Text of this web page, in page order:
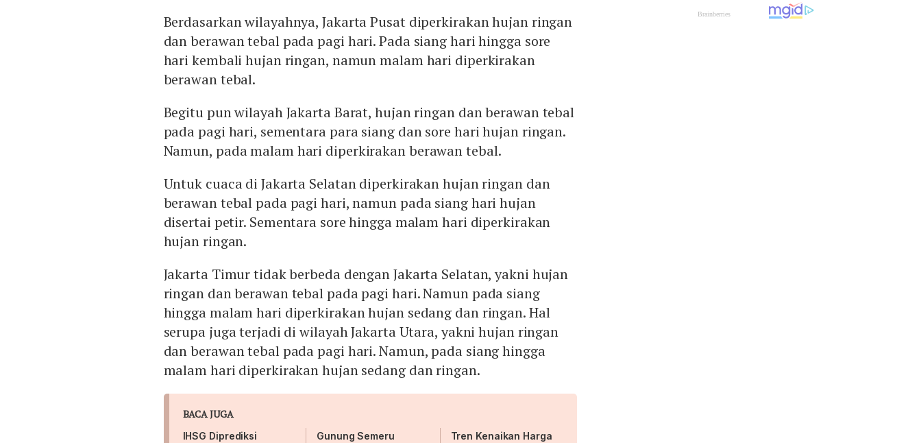
Berdasarkan wilayahnya, Jakarta Pusat diperkirakan hujan ringan
dan berawan tebal pada pagi hari. Pada siang hari hingga sore
hari kembali hujan ringan, namun malam hari diperkirakan
berawan tebal.
Begitu pun wilayah Jakarta Barat, hujan ringan dan berawan tebal
pada pagi hari, sementara para siang dan sore hari hujan ringan.
Namun, pada malam hari diperkirakan berawan tebal.
Untuk cuaca di Jakarta Selatan diperkirakan hujan ringan dan
berawan tebal pada pagi hari, namun pada siang hari hujan
disertai petir. Sementara sore hingga malam hari diperkirakan
hujan ringan.
Jakarta Timur tidak berbeda dengan Jakarta Selatan, yakni hujan
ringan dan berawan tebal pada pagi hari. Namun pada siang
hingga malam hari diperkirakan hujan sedang dan ringan. Hal
serupa juga terjadi di wilayah Jakarta Utara, yakni hujan ringan
dan berawan tebal pada pagi hari. Namun, pada siang hingga
malam hari diperkirakan hujan sedang dan ringan.
BACA JUGA
IHSG Diprediksi
Gunung Semeru
Tren Kenaikan Harga